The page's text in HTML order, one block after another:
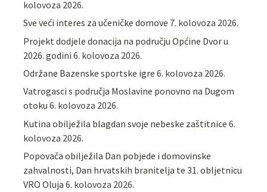
kolovoza 2026.
Sve veći interes za učeničke domove 7. kolovoza 2026.
Projekt dodjele donacija na području Općine Dvor u
2026. godini 6. kolovoza 2026.
Održane Bazenske sportske igre 6. kolovoza 2026.
Vatrogasci s područja Moslavine ponovno na Dugom
otoku 6. kolovoza 2026.
Kutina obilježila blagdan svoje nebeske zaštitnice 6.
kolovoza 2026.
Popovača obilježila Dan pobjede i domovinske
zahvalnosti, Dan hrvatskih branitelja te 31. obljetnicu
VRO Oluja 6. kolovoza 2026.